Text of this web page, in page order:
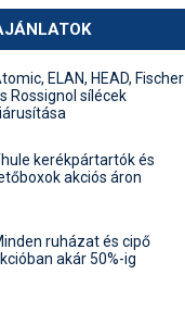
ELAN, HEAD, Fischer
Rossignol sílécek
kerékpártartók és
akciós áron
ruházat és cipő
akár 50%-ig